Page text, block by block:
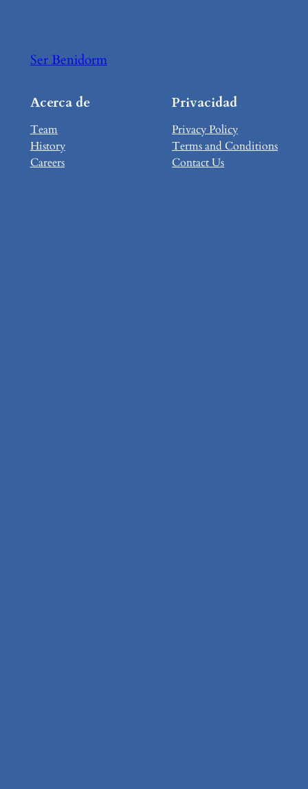
Ser Benidorm
Acerca de
Team
History
Careers
Privacidad
Privacy Policy
Terms and Conditions
Contact Us